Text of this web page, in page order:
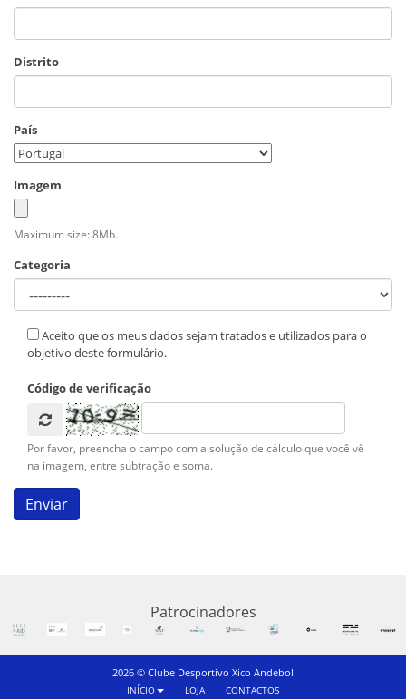
Distrito
País
Imagem
Maximum size: 8Mb.
Categoria
Aceito que os meus dados sejam tratados e utilizados para o
objetivo deste formulário.
Código de verificação
Por favor, preencha o campo com a solução de cálculo que você vê
na imagem, entre subtração e soma.
Patrocinadores
2026 © Clube Desportivo Xico Andebol
INÍCIO LOJA CONTACTOS